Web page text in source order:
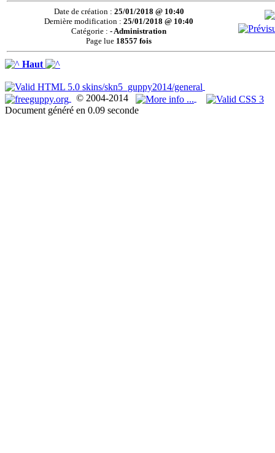
Date de création : 25/01/2018 @ 10:40
Dernière modification :25/01/2018 @ 10:40
Catégorie :- Administration
Page lue 18557 fois
Haut
© 2004-2014
Document généré en 0.09 seconde